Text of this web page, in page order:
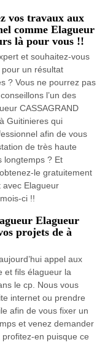
vos travaux aux
comme Elagueur
là pour vous !!
et souhaitez-vous
pour un résultat
? Vous ne pourrez pas
l’un des
CASSAGRAND
Guitinieres qui
afin de vous
de très haute
longtemps ? Et
le gratuitement
avec Elagueur
ci !!
Elagueur
projets de à
appel aux
et fils élagueur la
le cp. Nous vous
internet ou prendre
afin de vous fixer un
et venez demander
en puisque ce